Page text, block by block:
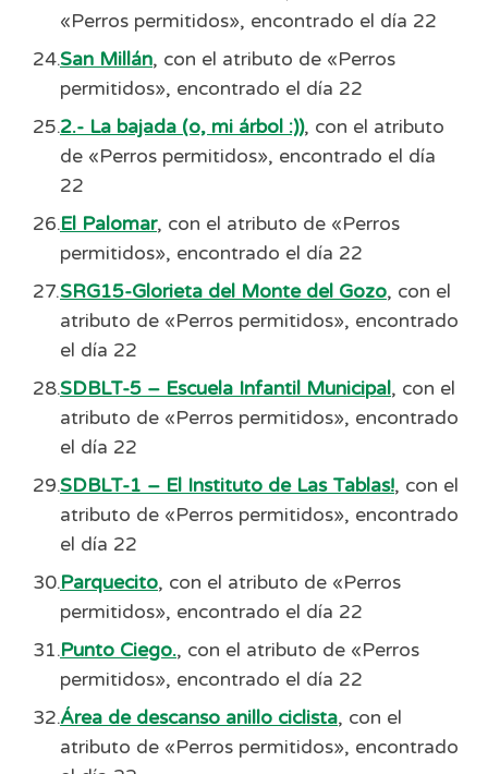
«Perros permitidos», encontrado el día 22
San Millán, con el atributo de «Perros
permitidos», encontrado el día 22
2.- La bajada (o, mi árbol :)), con el atributo
de «Perros permitidos», encontrado el día
22
El Palomar, con el atributo de «Perros
permitidos», encontrado el día 22
SRG15-Glorieta del Monte del Gozo, con el
atributo de «Perros permitidos», encontrado
el día 22
SDBLT-5 – Escuela Infantil Municipal, con el
atributo de «Perros permitidos», encontrado
el día 22
SDBLT-1 – El Instituto de Las Tablas!, con el
atributo de «Perros permitidos», encontrado
el día 22
Parquecito, con el atributo de «Perros
permitidos», encontrado el día 22
Punto Ciego., con el atributo de «Perros
permitidos», encontrado el día 22
Área de descanso anillo ciclista, con el
atributo de «Perros permitidos», encontrado